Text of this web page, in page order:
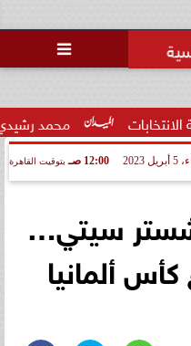

محمد رشيدي: لقاء
2023 12:00 صـ بتوقيت القاهرة
سيتي…
ألمانيا